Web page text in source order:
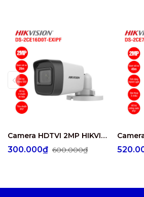
Camera HDTVI 2MP HIKVISION DS-2CE16D0T-EXIPF
300.000₫ 600.000₫